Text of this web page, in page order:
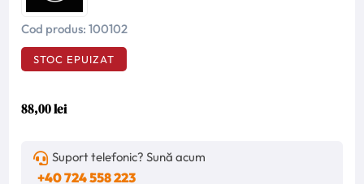
Cod produs: 100102
STOC EPUIZAT
88,00 lei
Suport telefonic? Sună acum
+40 724 558 223